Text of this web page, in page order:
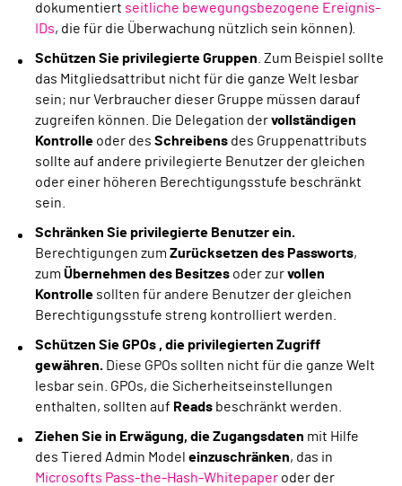
dokumentiert seitliche bewegungsbezogene Ereignis-
IDs, die für die Überwachung nützlich sein können).
Schützen Sie privilegierte Gruppen . Zum Beispiel sollte
das Mitgliedsattribut nicht für die ganze Welt lesbar
sein; nur Verbraucher dieser Gruppe müssen darauf
zugreifen können. Die Delegation dervollständigen
Kontrolle oder des Schreibens des Gruppenattributs
sollte auf andere privilegierte Benutzer der gleichen
oder einer höheren Berechtigungsstufe beschränkt
sein.
Schränken Sie privilegierte Benutzer ein.
Berechtigungen zum Zurücksetzen des Passworts,
zum Übernehmen des Besitzes oder zurvollen
Kontrolle sollten für andere Benutzer der gleichen
Berechtigungsstufe streng kontrolliert werden.
Schützen Sie GPOs , die privilegierten Zugriff
gewähren. Diese GPOs sollten nicht für die ganze Welt
lesbar sein. GPOs, die Sicherheitseinstellungen
enthalten, sollten auf Reads beschränkt werden.
Ziehen Sie in Erwägung, die Zugangsdaten mit Hilfe
des Tiered Admin Model einzuschränken, das in
Microsofts Pass-the-Hash-Whitepaper oder der